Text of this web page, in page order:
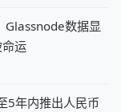
Glassnode数据显
运
5年内推出人民币